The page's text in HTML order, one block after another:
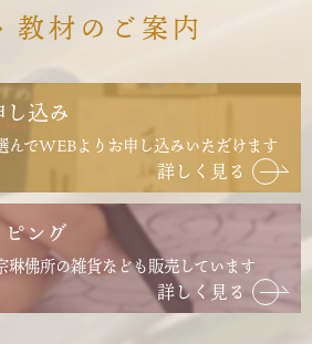
教材のご案内
込み
んでWEBよりお申し込みいただけます
詳しく見る
ング
琳佛所の雑貨なども販売しています
詳しく見る